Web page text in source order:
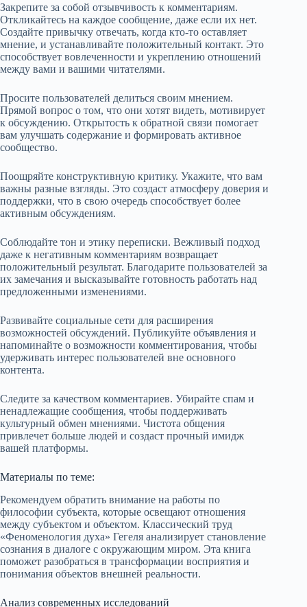
Закрепите за собой отзывчивость к комментариям.
Откликайтесь на каждое сообщение, даже если их нет.
Создайте привычку отвечать, когда кто-то оставляет
мнение, и устанавливайте положительный контакт. Это
способствует вовлеченности и укреплению отношений
между вами и вашими читателями.
Просите пользователей делиться своим мнением.
Прямой вопрос о том, что они хотят видеть, мотивирует
к обсуждению. Открытость к обратной связи помогает
вам улучшать содержание и формировать активное
сообщество.
Поощряйте конструктивную критику. Укажите, что вам
важны разные взгляды. Это создаст атмосферу доверия и
поддержки, что в свою очередь способствует более
активным обсуждениям.
Соблюдайте тон и этику переписки. Вежливый подход
даже к негативным комментариям возвращает
положительный результат. Благодарите пользователей за
их замечания и высказывайте готовность работать над
предложенными изменениями.
Развивайте социальные сети для расширения
возможностей обсуждений. Публикуйте объявления и
напоминайте о возможности комментирования, чтобы
удерживать интерес пользователей вне основного
контента.
Следите за качеством комментариев. Убирайте спам и
ненадлежащие сообщения, чтобы поддерживать
культурный обмен мнениями. Чистота общения
привлечет больше людей и создаст прочный имидж
вашей платформы.
Материалы по теме:
Рекомендуем обратить внимание на работы по
философии субъекта, которые освещают отношения
между субъектом и объектом. Классический труд
«Феноменология духа» Гегеля анализирует становление
сознания в диалоге с окружающим миром. Эта книга
поможет разобраться в трансформации восприятия и
понимания объектов внешней реальности.
Анализ современных исследований